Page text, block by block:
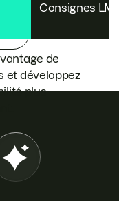
Consignes
de
et développez
plus